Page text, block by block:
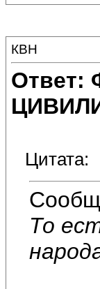
КВН
Ответ:
Цитата:
То